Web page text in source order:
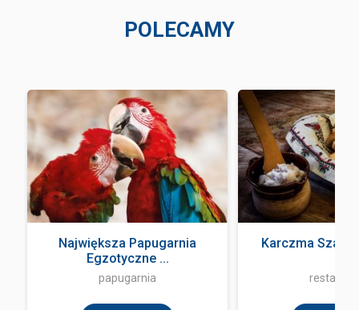
POLECAMY
Największa Papugarnia
Egzotyczne ...
papugarnia
Karczma